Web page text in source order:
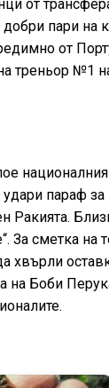
от
пари на
от
треньор №1
националния
параф
За сметка
хвърли
на Боби